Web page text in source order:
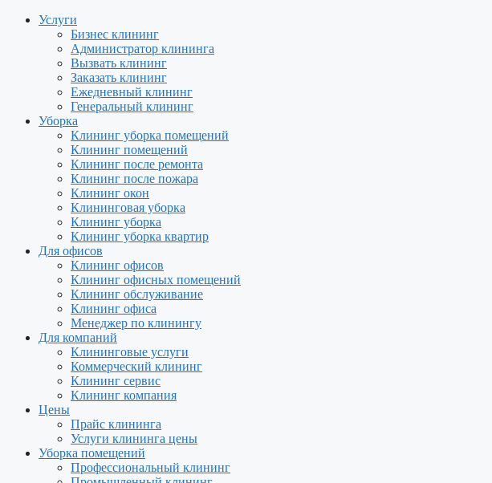
Услуги
Бизнес клининг
Администратор клининга
Вызвать клининг
Заказать клининг
Ежедневный клининг
Генеральный клининг
Уборка
Клининг уборка помещений
Клининг помещений
Клининг после ремонта
Клининг после пожара
Клининг окон
Клининговая уборка
Клининг уборка
Клининг уборка квартир
Для офисов
Клининг офисов
Клининг офисных помещений
Клининг обслуживание
Клининг офиса
Менеджер по клинингу
Для компаний
Клининговые услуги
Коммерческий клининг
Клининг сервис
Клининг компания
Цены
Прайс клининга
Услуги клининга цены
Уборка помещений
Профессиональный клининг